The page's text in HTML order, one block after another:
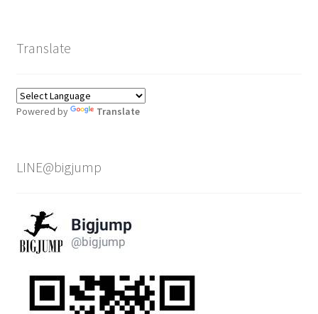
Translate
Powered by Translate
LINE@bigjump